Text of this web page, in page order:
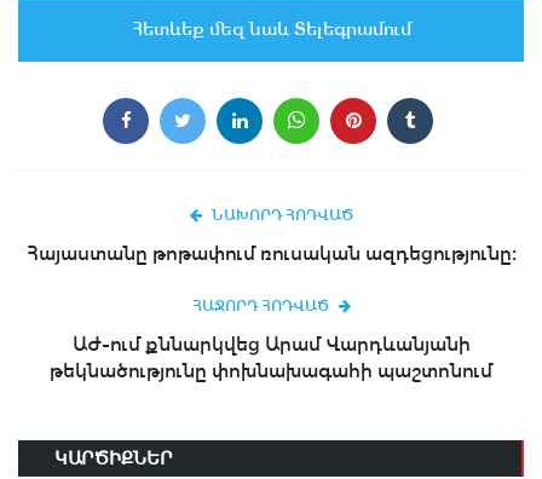
Հետևեք մեզ նաև Տելեգրամում
ՆԱԽՈՐԴ ՀՈԴՎԱԾ
Հայաստանը թոթափում ռուսական ազդեցությունը։
ՀԱՋՈՐԴ ՀՈԴՎԱԾ
ԱԺ-ում քննարկվեց Արամ Վարդևանյանի
թեկնածությունը փոխնախագահի պաշտոնում
ԿԱՐԾԻՔՆԵՐ